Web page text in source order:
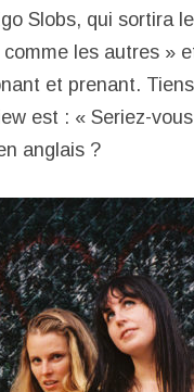
Slobs, qui sortira
les autres »
et prenant.
est : « Seriez-
anglais ?